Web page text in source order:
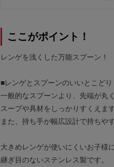
ここがポイント！
レンゲを浅くした万能スプーン！
■レンゲとスプーンのいいとこどり
一般的なスプーンより、先端が丸
スープや具材をしっかりすくえます
また、持ち手が幅広設計で持ちや
大きめレンゲが使いにくいお子様
継ぎ目のないステンレス製です。